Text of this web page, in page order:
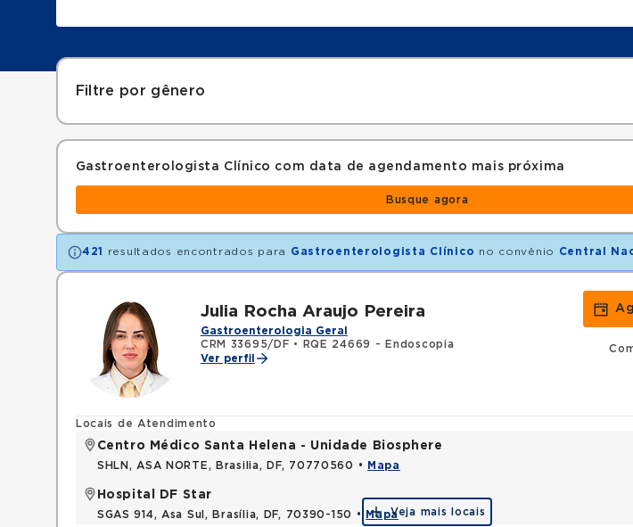
Filtre por gênero
Gastroenterologista Clínico com data de agendamento mais próxima
Busque agora
421 resultados encontrados para Gastroenterologista Clínico no convênio Central
Julia Rocha Araujo Pereira
Gastroenterologia Geral
CRM 33695/DF •
RQE 24669 - Endoscopia
Ver perfil
Locais de Atendimento
Centro Médico Santa Helena - Unidade Biosphere
SHLN, ASA NORTE, Brasilia, DF, 70770560 • Mapa
Hospital DF Star
SGAS 914, Asa Sul, Brasília, DF, 70390-150 • MapaVeja mais locais